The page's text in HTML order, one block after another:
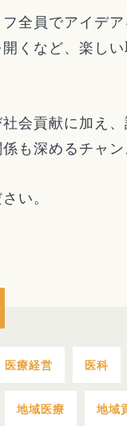
全員でアイデ
くなど、楽し
会貢献に加え
も深めるチャン
い。
医療経営 医科
地域医療 地域